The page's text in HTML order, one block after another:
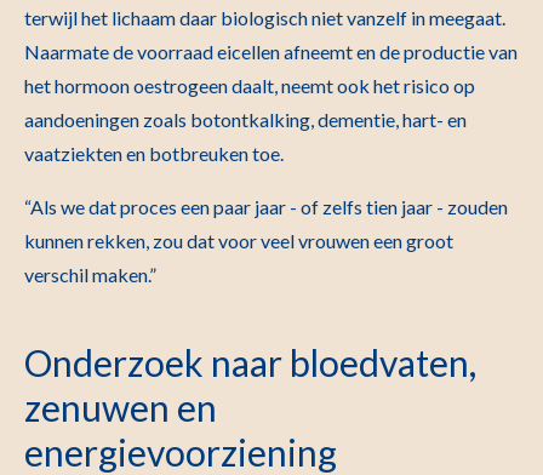
terwijl het lichaam daar biologisch niet vanzelf in meegaat.
Naarmate de voorraad eicellen afneemt en de productie van
het hormoon oestrogeen daalt, neemt ook het risico op
aandoeningen zoals botontkalking, dementie, hart- en
vaatziekten en botbreuken toe.
“Als we dat proces een paar jaar - of zelfs tien jaar - zouden
kunnen rekken, zou dat voor veel vrouwen een groot
verschil maken.”
Onderzoek naar bloedvaten,
zenuwen en
energievoorziening